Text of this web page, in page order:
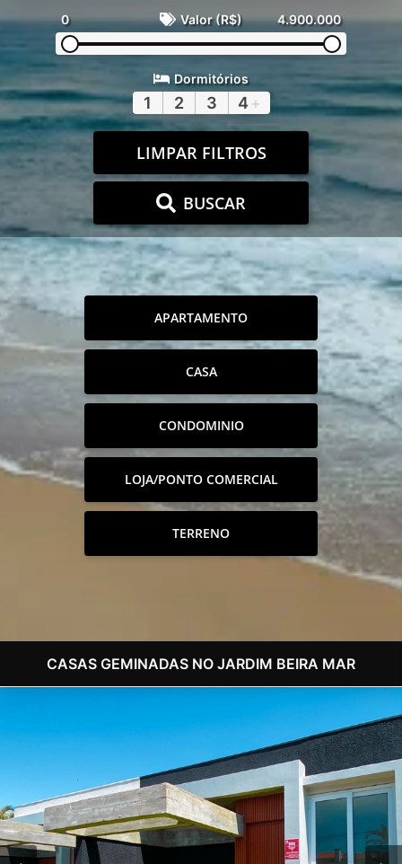
0 Valor (R$) 4.900.000
Dormitórios
1 2 3 4 +
LIMPAR FILTROS
BUSCAR
APARTAMENTO
CASA
CONDOMINIO
LOJA/PONTO COMERCIAL
TERRENO
CASAS GEMINADAS NO JARDIM BEIRA MAR